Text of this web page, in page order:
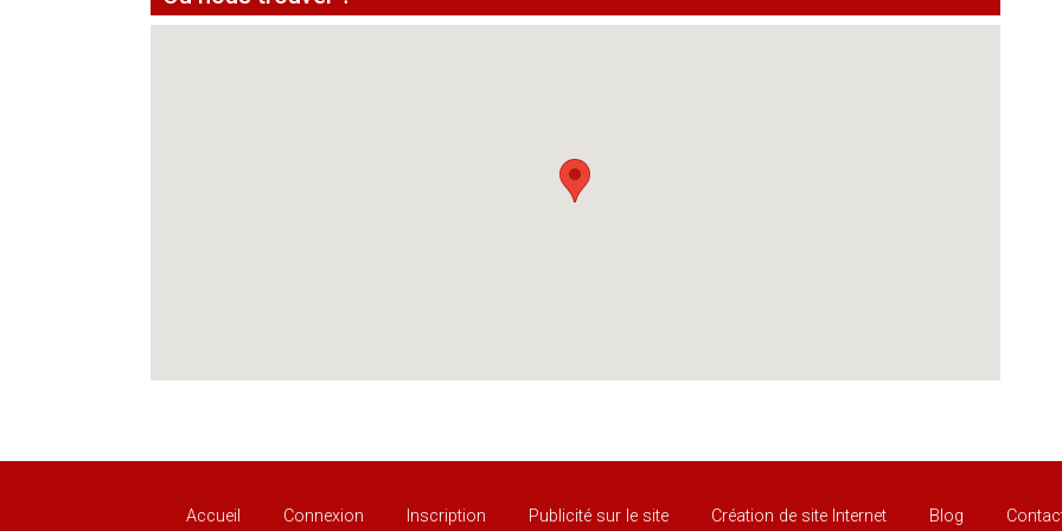
Accueil Connexion Inscription Publicité sur le site Création de site Internet Blog